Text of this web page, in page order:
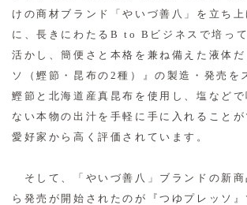
けの商材ブランド「やいづ善八」を立ち
に、長きにわたるB to Bビジネスで培っ
活かし、簡便さと本格を兼ね備えた液体だ
ソ（鰹節・昆布の2種）』の製造・発売を
鰹節と北海道産真昆布を使用し、塩など
ない本物の出汁を手軽に手に入れること
愛好家から高く評価されています。
そして、「やいづ善八」ブランドの新商
ら発売が開始されたのが『つゆプレッソ』